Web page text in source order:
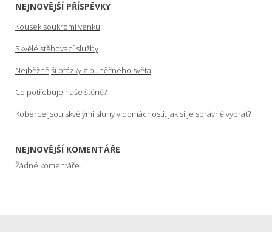
NEJNOVĚJŠÍ PŘÍSPĚVKY
Kousek soukromí venku
Skvělé stěhovací služby
Nejběžnější otázky z buněčného světa
Co potřebuje naše štěně?
Koberce jsou skvělými sluhy v domácnosti. Jak si je správně vybrat?
NEJNOVĚJŠÍ KOMENTÁŘE
Žádné komentáře.